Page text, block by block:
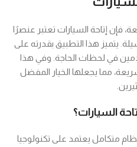
فإن إتاحة السيارات تعتبر عنصرًا
يتميز هذا التطبيق بقدرته على
في لحظات الحاجة. وفي هذا
مما يجعلها الخيار المفضل
السيارات؟
متكامل يعتمد على تكنولوجيا